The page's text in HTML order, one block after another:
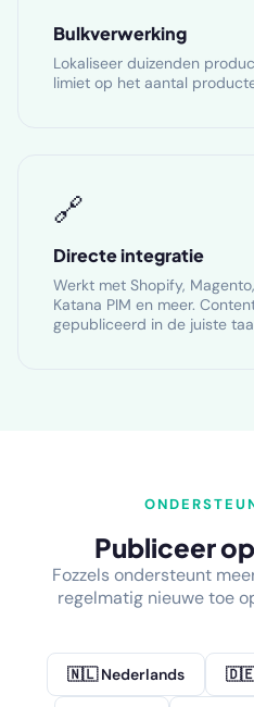
Bulkverwerking
Lokaliseer duizenden
limiet op het aantal
🔗
Directe integratie
Werkt met Shopify,
Katana PIM en meer.
gepubliceerd in de juiste
Publiceer op
Fozzels ondersteunt
regelmatig nieuwe toe
🇳🇱 Nederlands 🇩🇪